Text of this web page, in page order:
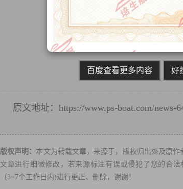
百度查看更多内容 好
原文地址： https://www.ps-boat.com/news-
版权声明： 本文为转载文章，来源于，版权归出处及原
文章进行细微修改，若来源标注有误或侵犯了您的合法
（3~7个工作日内)进行更正、删除，谢谢！